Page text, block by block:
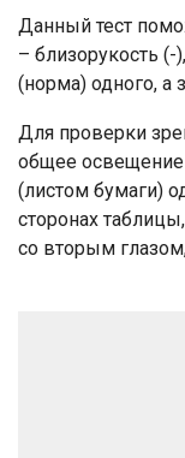
Данный тест
– близорукость
(норма) одного, а
Для проверки
общее освещение
(листом бумаги)
сторонах
со вторым